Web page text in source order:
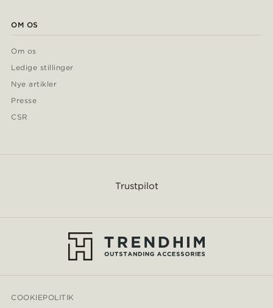
OM OS
Om os
Ledige stillinger
Nye artikler
Presse
CSR
Trustpilot
COOKIEPOLITIK